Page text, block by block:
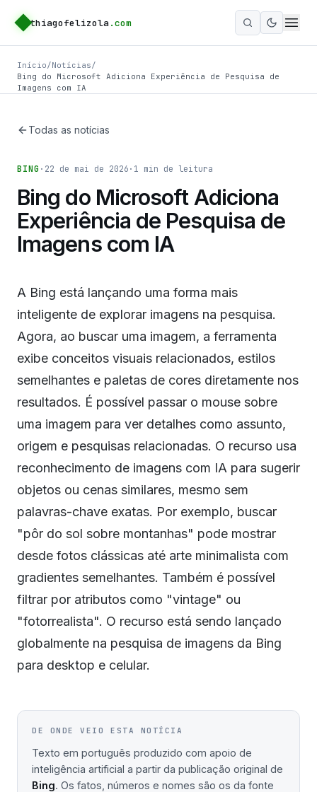
thiagofelizola .com
Ativar
Início/Notícias/
Bing do Microsoft Adiciona Experiência de Pesquisa de
Imagens com IA
Todas as notícias
BING · 22 de mai de 2026 · 1 min de leitura
Bing do Microsoft Adiciona
Experiência de Pesquisa de
Imagens com IA
A Bing está lançando uma forma mais
inteligente de explorar imagens na pesquisa.
Agora, ao buscar uma imagem, a ferramenta
exibe conceitos visuais relacionados, estilos
semelhantes e paletas de cores diretamente nos
resultados. É possível passar o mouse sobre
uma imagem para ver detalhes como assunto,
origem e pesquisas relacionadas. O recurso usa
reconhecimento de imagens com IA para sugerir
objetos ou cenas similares, mesmo sem
palavras-chave exatas. Por exemplo, buscar
"pôr do sol sobre montanhas" pode mostrar
desde fotos clássicas até arte minimalista com
gradientes semelhantes. Também é possível
filtrar por atributos como "vintage" ou
"fotorrealista". O recurso está sendo lançado
globalmente na pesquisa de imagens da Bing
para desktop e celular.
DE ONDE VEIO ESTA NOTÍCIA
Texto em português produzido com apoio de
inteligência artificial a partir da publicação original de
Bing. Os fatos, números e nomes são os da fonte